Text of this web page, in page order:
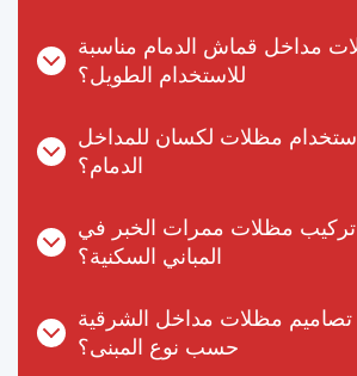
مداخل قماش الدمام مناسبة
للاستخدام الطويل؟
مظلات لكسان للمداخل
الدمام؟
تركيب مظلات ممرات الخبر في
المباني السكنية؟
تصاميم مظلات مداخل الشرقية
حسب نوع المبنى؟